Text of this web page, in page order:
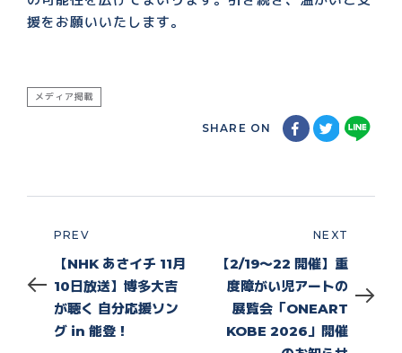
援をお願いいたします。
メディア掲載
SHARE ON
Prev
PREV
【NHK あさイチ 11月
10日放送】博多大吉
が聴く 自分応援ソン
グ in 能登！
NEXT
【2/19〜22 開催】重
度障がい児アートの
展覧会「ONEART
KOBE 2026」開催